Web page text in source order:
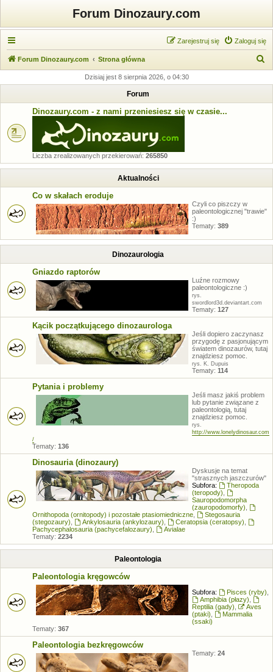
Forum Dinozaury.com
Zaloguj się
Zarejestruj się
Forum Dinozaury.com Strona główna
k
Dzisiaj jest 8 sierpnia 2026, o 04:30
Forum
Dinozaury.com - z nami przeniesiesz się w czasie...
Liczba zrealizowanych przekierowań: 265850
Aktualności
Co w skałach eroduje
Czyli co piszczy w
paleontologicznej "trawie"
:)
Tematy: 389
Dinozaurologia
Gniazdo raptorów
Luźne rozmowy
paleontologiczne :)
rys.
swordlord3d.deviantart.com
Tematy: 127
Kącik początkującego dinozaurologa
Jeśli dopiero zaczynasz
przygodę z pasjonującym
światem dinozaurów, tutaj
znajdziesz pomoc.
rys. K. Dupuis
Tematy: 114
Pytania i problemy
Jeśli masz jakiś problem
lub pytanie związane z
paleontologią, tutaj
znajdziesz pomoc.
rys.
http://www.lonelydinosaur.com
/
Tematy: 136
Dinosauria (dinozaury)
Dyskusje na temat
"strasznych jaszczurów"
Subfora:
Theropoda
(teropody)
Sauropodomorpha
(zauropodomorfy)
Ornithopoda (ornitopody) i pozostałe ptasiomiedniczne
Stegosauria
(stegozaury)
Ankylosauria (ankylozaury) Ceratopsia (ceratopsy)
Pachycephalosauria (pachycefalozaury)
Avialae
Tematy: 2234
Paleontologia
Paleontologia kręgowców
Subfora: Pisces (ryby)
Amphibia (płazy)
Reptilia (gady)
Aves
(ptaki)
Mammalia
(ssaki)
Tematy: 367
Paleontologia bezkręgowców
Tematy: 24